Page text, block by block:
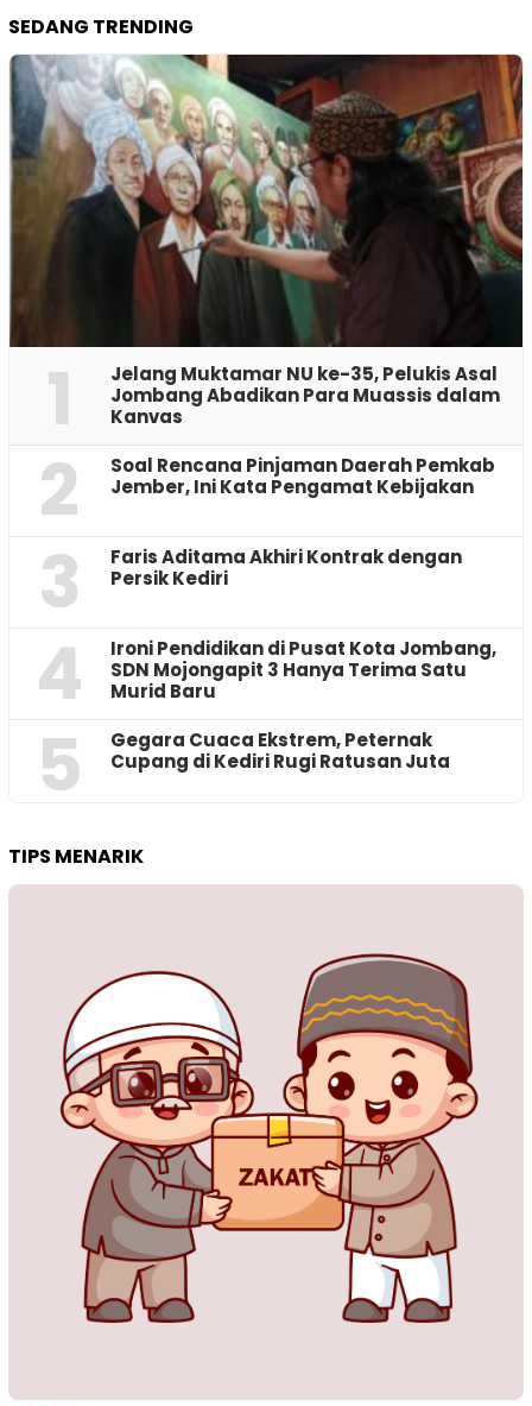
SEDANG TRENDING
1
Jelang Muktamar NU ke-35, Pelukis Asal
Jombang Abadikan Para Muassis dalam
Kanvas
2
‎Soal Rencana Pinjaman Daerah Pemkab
Jember, Ini Kata Pengamat Kebijakan ‎
3
Faris Aditama Akhiri Kontrak dengan
Persik Kediri
4
Ironi Pendidikan di Pusat Kota Jombang,
SDN Mojongapit 3 Hanya Terima Satu
Murid Baru
5
‎Gegara Cuaca Ekstrem, Peternak
Cupang di Kediri Rugi Ratusan Juta
TIPS MENARIK